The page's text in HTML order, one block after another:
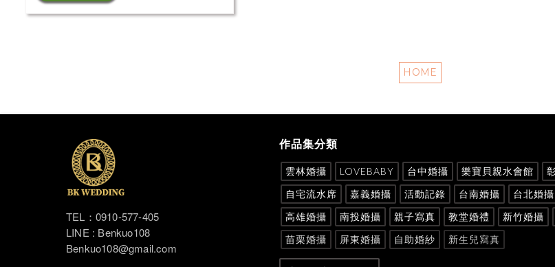
HOME
TEL：0910-577-405
LINE : Benkuo108
Benkuo108@gmail.com
作品集分類
雲林婚攝 LOVEBABY 台中婚攝 樂寶貝親水會館
自宅流水席
嘉義婚攝 活動記錄 台南婚攝 台北婚攝
高雄婚攝
南投婚攝 親子寫真 教堂婚禮 新竹婚攝
苗栗婚攝
屏東婚攝 自助婚紗 新生兒寫真